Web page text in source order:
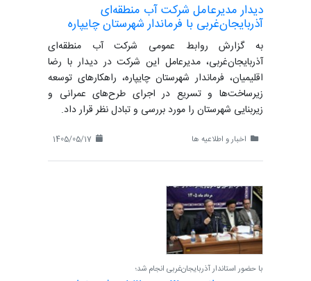
دیدار مدیرعامل شرکت آب منطقه‌ای
آذربایجان‌غربی با فرماندار شهرستان چایپاره
به گزارش روابط عمومی شرکت آب منطقه‌ای
آذربایجان‌غربی، مدیرعامل این شرکت در دیدار با رضا
اقلیمیان، فرماندار شهرستان چایپاره، راهکارهای توسعه
زیرساخت‌ها و تسریع در اجرای طرح‌های عمرانی و
زیربنایی شهرستان را مورد بررسی و تبادل نظر قرار داد.
اخبار و اطلاعیه ها
با حضور استاندار آذربایجان‌غربی انجام شد؛